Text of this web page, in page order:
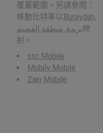
覆蓋範圍。另請參閱：
移動比特率以 Buraydah,
بريدة, منطقة القصيم映
射。
stc Mobile
Mobily Mobile
Zain Mobile